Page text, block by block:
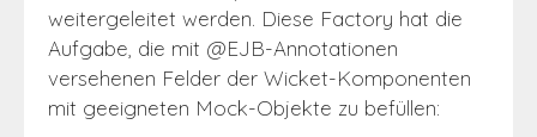
weitergeleitet werden. Diese Factory hat die
Aufgabe, die mit @EJB-Annotationen
versehenen Felder der Wicket-Komponenten
mit geeigneten Mock-Objekte zu befüllen: